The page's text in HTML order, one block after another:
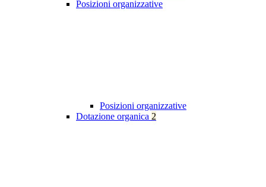
Posizioni organizzative
Posizioni organizzative
Dotazione organica 2